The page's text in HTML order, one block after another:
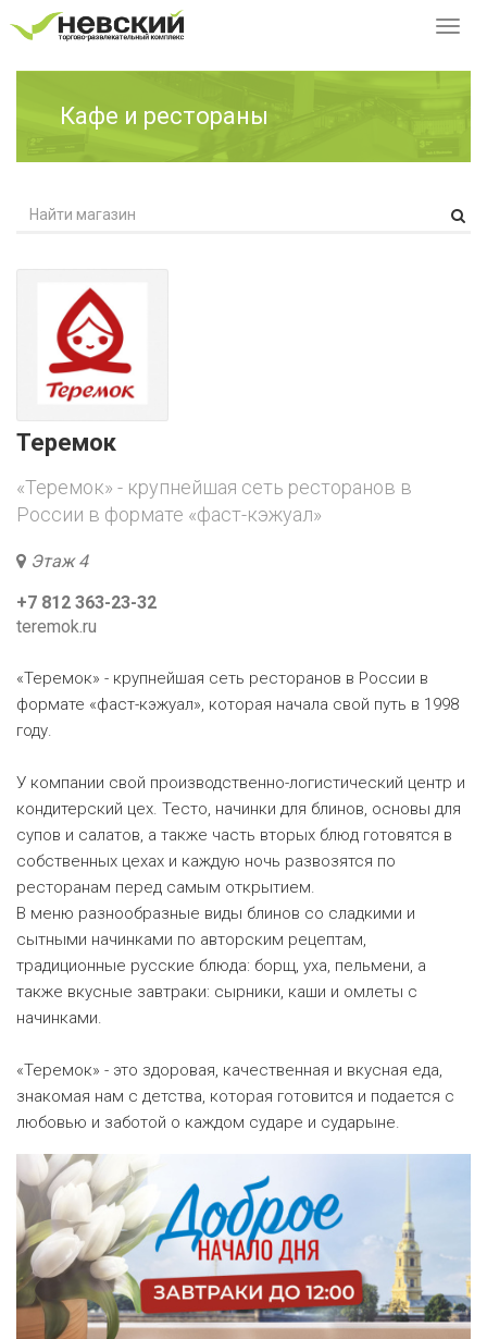
Кафе и рестораны
Теремок
«Теремок» - крупнейшая сеть ресторанов в
России в формате «фаст-кэжуал»
Этаж 4
+7 812 363-23-32
teremok.ru
«Теремок» - крупнейшая сеть ресторанов в России в
формате «фаст-кэжуал», которая начала свой путь в 1998
году.
У компании свой производственно-логистический центр и
кондитерский цех. Тесто, начинки для блинов, основы для
супов и салатов, а также часть вторых блюд готовятся в
собственных цехах и каждую ночь развозятся по
ресторанам перед самым открытием.
В меню разнообразные виды блинов со сладкими и
сытными начинками по авторским рецептам,
традиционные русские блюда: борщ, уха, пельмени, а
также вкусные завтраки: сырники, каши и омлеты с
начинками.
«Теремок» - это здоровая, качественная и вкусная еда,
знакомая нам с детства, которая готовится и подается с
любовью и заботой о каждом сударе и сударыне.